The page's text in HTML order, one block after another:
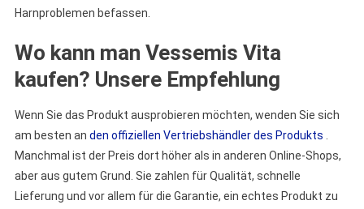
Harnproblemen befassen.
Wo kann man Vessemis Vita
kaufen? Unsere Empfehlung
Wenn Sie das Produkt ausprobieren möchten, wenden Sie sich
am besten an den offiziellen Vertriebshändler des Produkts
Manchmal ist der Preis dort höher als in anderen Online-Shops,
aber aus gutem Grund. Sie zahlen für Qualität, schnelle
Lieferung und vor allem für die Garantie, ein echtes Produkt zu